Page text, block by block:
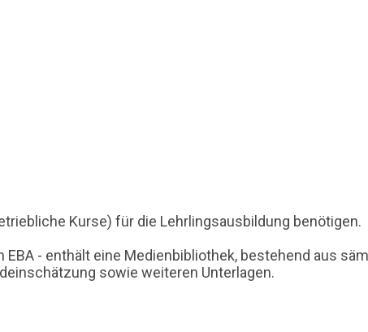
Kurse) für die Lehrlingsausbildung benötigen.
- enthält eine Medienbibliothek, bestehend aus
sowie weiteren Unterlagen.